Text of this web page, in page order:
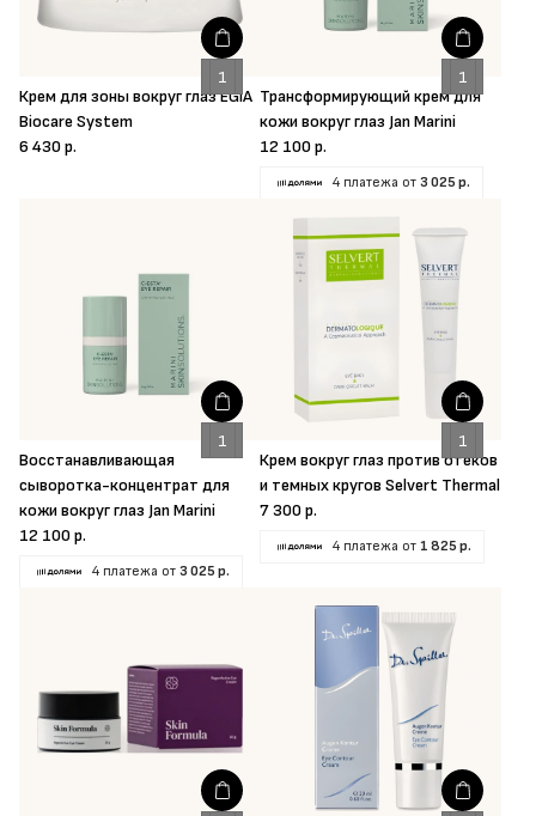
Крем для зоны вокруг глаз EGIA
Biocare System
6 430 р.
Трансформирующий крем для
кожи вокруг глаз Jan Marini
12 100 р.
4 платежа от 3 025 р.
Восстанавливающая
сыворотка-концентрат для
кожи вокруг глаз Jan Marini
12 100 р.
4 платежа от 3 025 р.
Крем вокруг глаз против отеков
и темных кругов Selvert Thermal
7 300 р.
4 платежа от 1 825 р.